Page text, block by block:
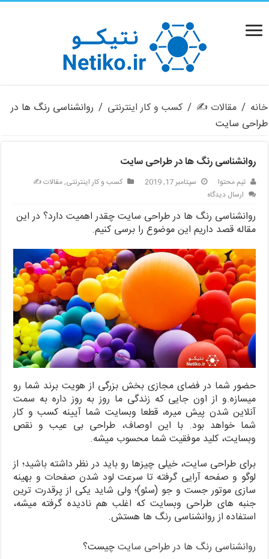
خانه / مقالات ✍️ / کسب و کار اینترنتی / روانشناسی رنگ ها در
طراحی سایت
روانشناسی رنگ ها در طراحی سایت
تیم محتوا سپتامبر 17, 2019 کسب و کار اینترنتی,مقالات ✍️
ارسال دیدگاه
روانشناسی رنگ ها در طراحی سایت چقدر اهمیت دارد؟ در این
مقاله قصد داریم این موضوع را برسی کنیم.
حضور شما در فضای مجازی بخش بزرگی از هویت برند شما رو
میسازه.و از اون جایی که زندگی ما روز به روز داره به سمت
آنلاین شدن پیش میره، قطعا وبسایت شما آیینه کسب و کار
شما خواهد بود. با این اوصاف، طراحی بی عیب و نقص
وبسایت، کلید موفقیت شما محسوب میشه.
برای طراحی سایت، خیلی چیزها رو باید در نظر داشته باشید؛ از
لوگو و صفحه آرایی گرفته تا سرعت لود شدن صفحات و بهینه
سازی موتور جست و جو (سئو)؛ ولی شاید یکی از پرقدرت ترین
جنبه های طراحی وبسایت که اغلب هم نادیده گرفته میشه،
استفاده از روانشناسی رنگ ها هستش.
روانشناسی رنگ ها در طراحی سایتچیست؟